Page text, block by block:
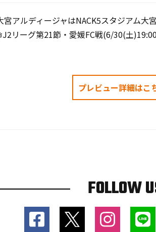
アルディージャはNACK5スタジアム大
リーグ第21節・愛媛FC戦(6/30(土
プレビュー詳細はこ
FOLLOW